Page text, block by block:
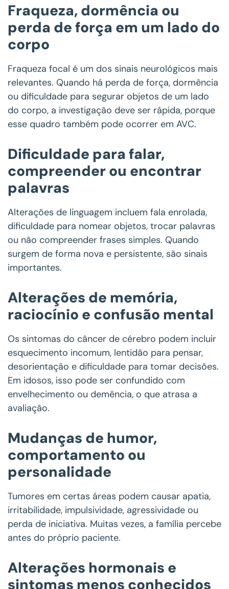
Fraqueza, dormência ou
perda de força em um lado do
corpo
Fraqueza focal é um dos sinais neurológicos mais
relevantes. Quando há perda de força, dormência
ou dificuldade para segurar objetos de um lado
do corpo, a investigação deve ser rápida, porque
esse quadro também pode ocorrer em AVC.
Dificuldade para falar,
compreender ou encontrar
palavras
Alterações de linguagem incluem fala enrolada,
dificuldade para nomear objetos, trocar palavras
ou não compreender frases simples. Quando
surgem de forma nova e persistente, são sinais
importantes.
Alterações de memória,
raciocínio e confusão mental
Os sintomas do câncer de cérebro podem incluir
esquecimento incomum, lentidão para pensar,
desorientação e dificuldade para tomar decisões.
Em idosos, isso pode ser confundido com
envelhecimento ou demência, o que atrasa a
avaliação.
Mudanças de humor,
comportamento ou
personalidade
Tumores em certas áreas podem causar apatia,
irritabilidade, impulsividade, agressividade ou
perda de iniciativa. Muitas vezes, a família percebe
antes do próprio paciente.
Alterações hormonais e
sintomas menos conhecidos